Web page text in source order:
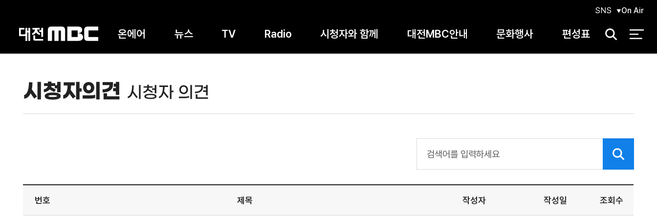
온에어 뉴스 TV Radio 시청자와 함께 대전MBC안내 문화행사 편성표
SNS On Air
검
시청자의견 시청자 의견
번호 제목 작성자 작성일 조회수